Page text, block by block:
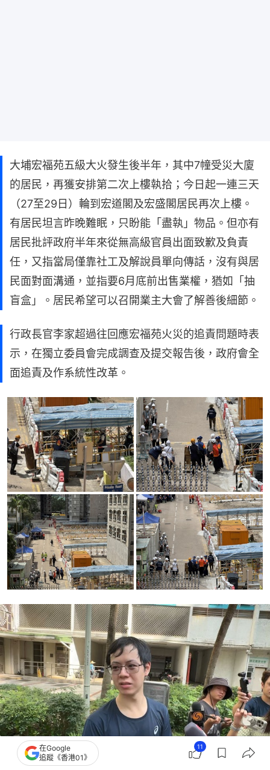
大埔宏福苑五級大火發生後半年，其中7幢受災大廈
的居民，再獲安排第二次上樓執拾；今日起一連三天
（27至29日）輪到宏道閣及宏盛閣居民再次上樓。
有居民坦言昨晚難眠，只盼能「盡執」物品。但亦有
居民批評政府半年來從無高級官員出面致歉及負責
任，又指當局僅靠社工及解說員單向傳話，沒有與居
民面對面溝通，並指要6月底前出售業權，猶如「抽
盲盒」。居民希望可以召開業主大會了解善後細節。
行政長官李家超過往回應宏福苑火災的追責問題時表
示，在獨立委員會完成調查及提交報告後，政府會全
面追責及作系統性改革。
在Google
追蹤《香港01》
11